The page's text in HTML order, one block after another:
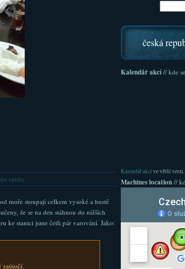
opičky
moře stoupají celkem vysoké a hustě
že se na den stáhnou do nižších
ke stanici jsme četli pár varování. Jako:
zaútočí.
česká
Kalendář akcí// kde
Kalendář akcíve větší verzi.
Machines location//